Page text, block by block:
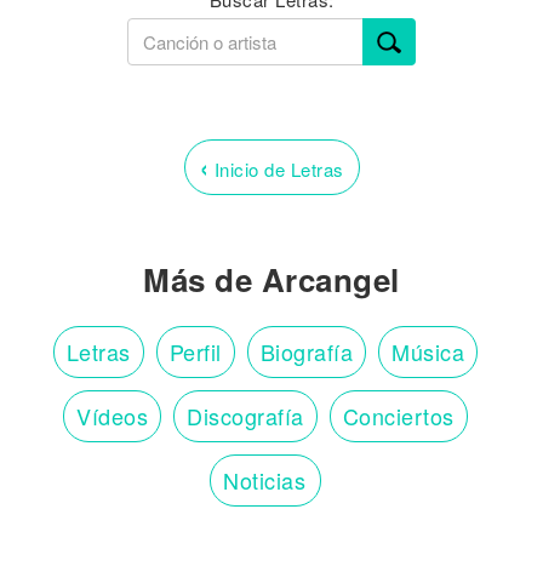
‹ Inicio de Letras
Más de Arcangel
Letras Perfil Biografía Música
Vídeos Discografía Conciertos
Noticias